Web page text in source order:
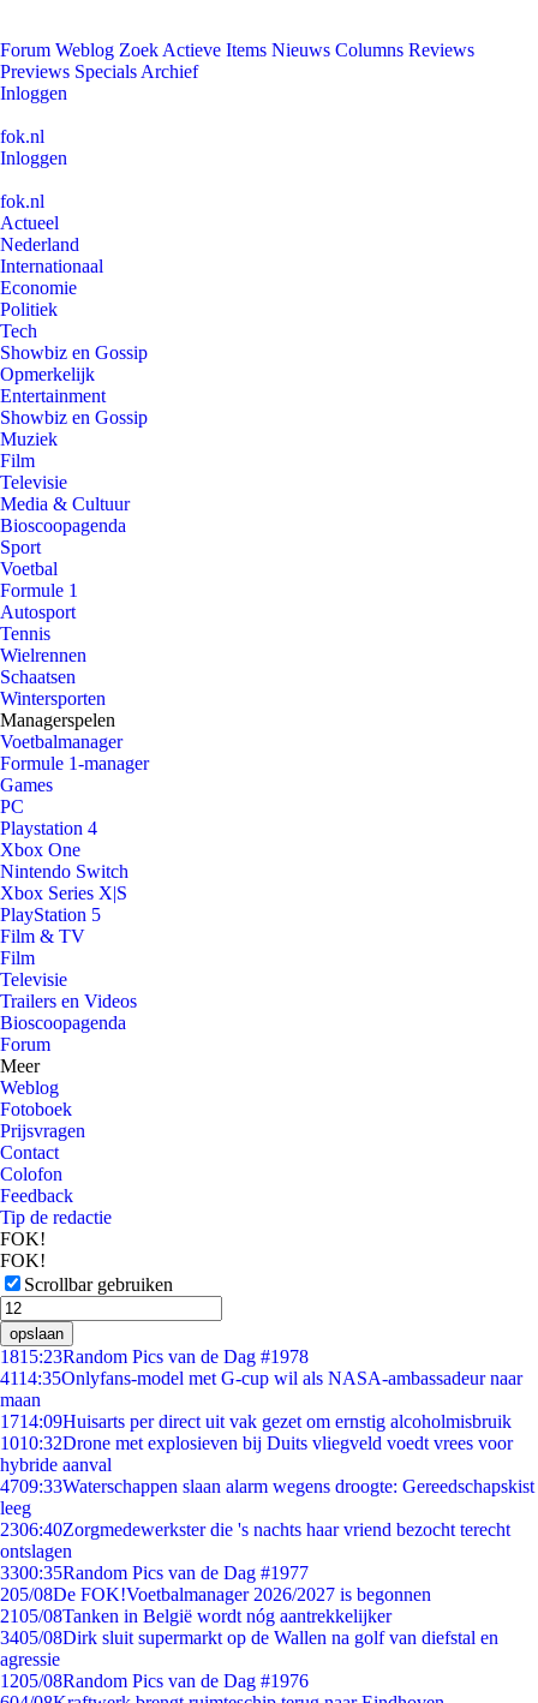
Forum Weblog Zoek Actieve Items Nieuws Columns Reviews
Previews Specials Archief
Inloggen
fok.nl
Inloggen
fok.nl
Actueel
Nederland
Internationaal
Economie
Politiek
Tech
Showbiz en Gossip
Opmerkelijk
Entertainment
Showbiz en Gossip
Muziek
Film
Televisie
Media & Cultuur
Bioscoopagenda
Sport
Voetbal
Formule 1
Autosport
Tennis
Wielrennen
Schaatsen
Wintersporten
Managerspelen
Voetbalmanager
Formule 1-manager
Games
PC
Playstation 4
Xbox One
Nintendo Switch
Xbox Series X|S
PlayStation 5
Film & TV
Film
Televisie
Trailers en Videos
Bioscoopagenda
Forum
Meer
Weblog
Fotoboek
Prijsvragen
Contact
Colofon
Feedback
Tip de redactie
FOK!
FOK!
Scrollbar gebruiken
opslaan
1815:23Random Pics van de Dag #1978
4114:35Onlyfans-model met G-cup wil als NASA-ambassadeur naar
maan
1714:09Huisarts per direct uit vak gezet om ernstig alcoholmisbruik
1010:32Drone met explosieven bij Duits vliegveld voedt vrees voor
hybride aanval
4709:33Waterschappen slaan alarm wegens droogte: Gereedschapskist
leeg
2306:40Zorgmedewerkster die 's nachts haar vriend bezocht terecht
ontslagen
3300:35Random Pics van de Dag #1977
205/08De FOK!Voetbalmanager 2026/2027 is begonnen
2105/08Tanken in België wordt nóg aantrekkelijker
3405/08Dirk sluit supermarkt op de Wallen na golf van diefstal en
agressie
1205/08Random Pics van de Dag #1976